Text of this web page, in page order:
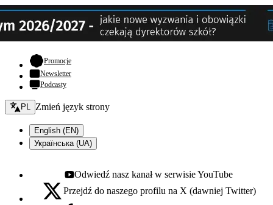
Promocje- otwiera się w nowej karcie
Newsletter
Podcasty
Zmień język - bieżący:
PL Zmień język strony
English (EN)
Українська (UA)
Youtube - otwiera się w nowej karcie
Odwiedź nasz kanał w serwisie YouTube
X - otwiera się w nowej karcie
Przejdź do naszego profilu na X (dawniej Twitter)